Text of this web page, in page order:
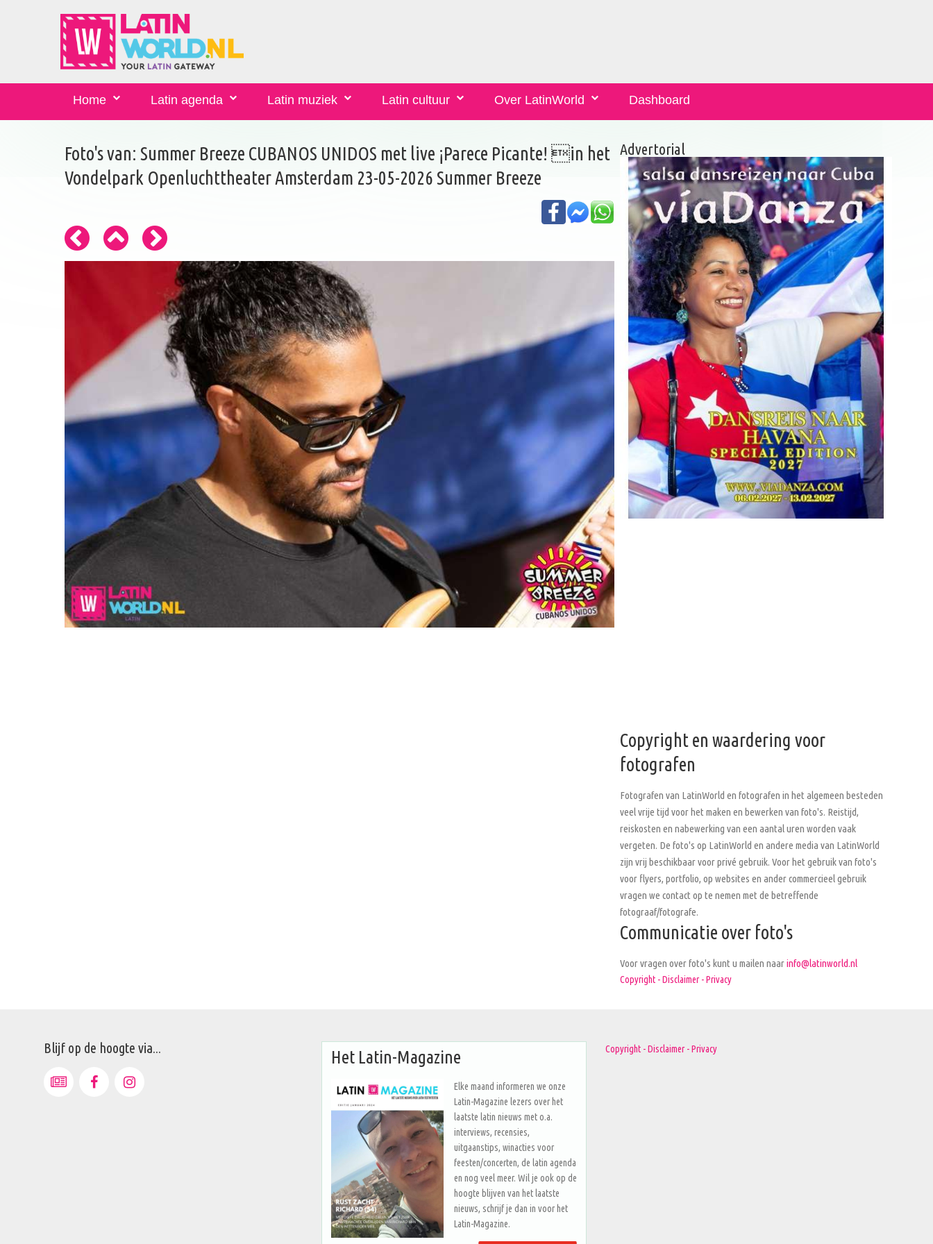
Home Latin agenda Latin muziek Latin cultuur Over LatinWorld Dashboard
Foto's van: Summer Breeze CUBANOS UNIDOS met live ¡Parece Picante! in het
Vondelpark Openluchttheater Amsterdam 23-05-2026 Summer Breeze
Advertorial
Copyright en waardering voor
fotografen
Fotografen van LatinWorld en fotografen in het algemeen besteden
veel vrije tijd voor het maken en bewerken van foto's. Reistijd,
reiskosten en nabewerking van een aantal uren worden vaak
vergeten. De foto's op LatinWorld en andere media van LatinWorld
zijn vrij beschikbaar voor privé gebruik. Voor het gebruik van foto's
voor flyers, portfolio, op websites en ander commercieel gebruik
vragen we contact op te nemen met de betreffende
fotograaf/fotografe.
Communicatie over foto's
Voor vragen over foto's kunt u mailen naarinfo@latinworld.nl
Copyright - Disclaimer - Privacy
Blijf op de hoogte via... Het Latin-Magazine
Elke maand informeren we onze
Latin-Magazine lezers over het
laatste latin nieuws met o.a.
interviews, recensies,
uitgaanstips, winacties voor
feesten/concerten, de latin agenda
en nog veel meer. Wil je ook op de
hoogte blijven van het laatste
nieuws, schrijf je dan in voor het
Latin-Magazine.
Copyright - Disclaimer - Privacy